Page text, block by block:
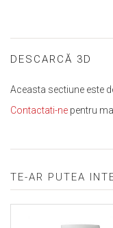
DESCARCĂ 3D
Aceasta sectiune este
Contactati-ne pentru
TE-AR PUTEA